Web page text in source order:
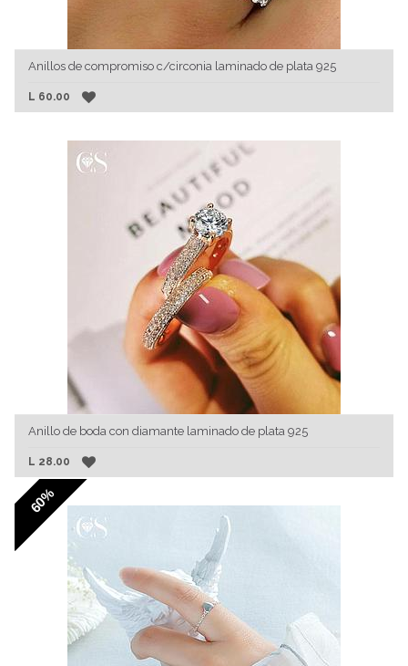
Anillos de compromiso c/circonia laminado de plata 925
L 60.00
Anillo de boda con diamante laminado de plata 925
L 28.00
60%